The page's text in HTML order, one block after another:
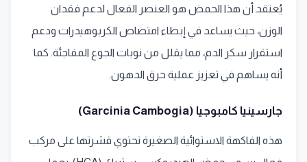
يُعتقد أن هذا الحمض هو العنصر الفعال لدعم فقدان
الوزن، حيث يساعد في إبطاء امتصاص الكربوهيدرات ودعم
استقرار سكر الدم، مما يقلل من نوبات الجوع المفاجئة. كما
أنه يساهم في تعزيز عملية حرق الدهون.
جارسينيا كامبوجيا (Garcinia Cambogia)
هذه الفاكهة الاستوائية الصغيرة تحتوي قشرتها على مركب